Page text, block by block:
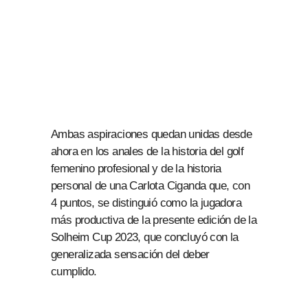
Ambas aspiraciones quedan unidas desde
ahora en los anales de la historia del golf
femenino profesional y de la historia
personal de una Carlota Ciganda que, con
4 puntos, se distinguió como la jugadora
más productiva de la presente edición de la
Solheim Cup 2023, que concluyó con la
generalizada sensación del deber
cumplido.